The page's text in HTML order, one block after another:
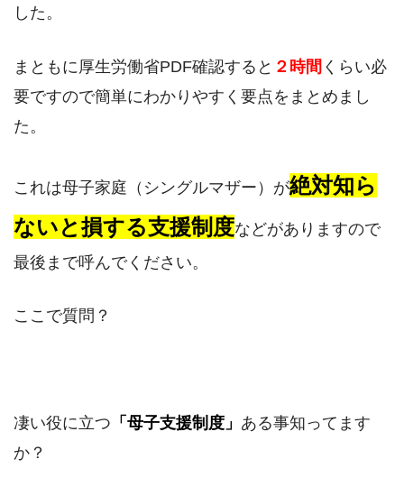
した。
まともに厚生労働省PDF確認すると ２時間 くらい必
要ですので簡単にわかりやすく要点をまとめまし
た。
これは母子家庭（シングルマザー）が絶対知ら
ないと損する支援制度などがありますので
最後まで呼んでください。
ここで質問？
凄い役に立つ 「母子支援制度」 ある事知ってます
か？